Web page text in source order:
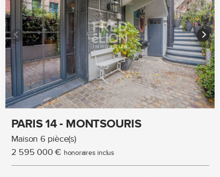
PARIS 14 - MONTSOURIS
Maison 6 pièce(s)
2 595 000 € honoraires inclus